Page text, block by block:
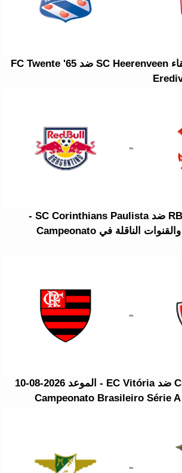
2026-08-09 موعد لقاء SC Heerenveen ضد FC Twente '65
مباراة RB Bragantino ضد SC Corinthians Paulista -
الموعد 2026-08-10 والقنوات الناقلة في Campeonato
مباراة CR Flamengo ضد EC Vitória - الموعد 2026-08-10